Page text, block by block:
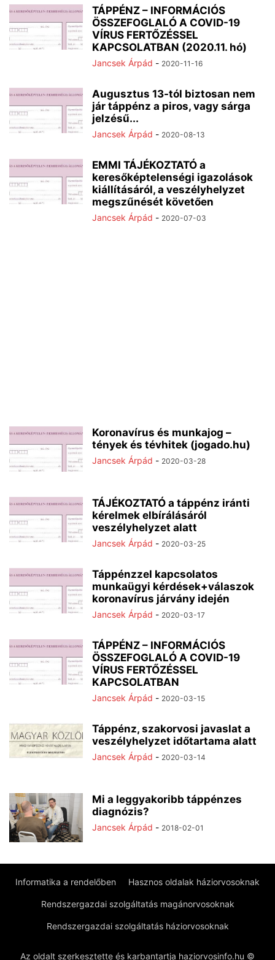
TÁPPÉNZ – INFORMÁCIÓS
ÖSSZEFOGLALÓ A COVID-19
VÍRUS FERTŐZÉSSEL
KAPCSOLATBAN (2020.11. hó)
Jancsek Árpád - 2020-11-16
Augusztus 13-tól biztosan nem
jár táppénz a piros, vagy sárga
jelzésű...
Jancsek Árpád - 2020-08-13
EMMI TÁJÉKOZTATÓ a
keresőképtelenségi igazolások
kiállításáról, a veszélyhelyzet
megszűnését követően
Jancsek Árpád - 2020-07-03
Koronavírus és munkajog –
tények és tévhitek (jogado.hu)
Jancsek Árpád - 2020-03-28
TÁJÉKOZTATÓ a táppénz iránti
kérelmek elbírálásáról
veszélyhelyzet alatt
Jancsek Árpád - 2020-03-25
Táppénzzel kapcsolatos
munkaügyi kérdések+válaszok
koronavírus járvány idején
Jancsek Árpád - 2020-03-17
TÁPPÉNZ – INFORMÁCIÓS
ÖSSZEFOGLALÓ A COVID-19
VÍRUS FERTŐZÉSSEL
KAPCSOLATBAN
Jancsek Árpád - 2020-03-15
Táppénz, szakorvosi javaslat a
veszélyhelyzet időtartama alatt
Jancsek Árpád - 2020-03-14
Mi a leggyakoribb táppénzes
diagnózis?
Jancsek Árpád - 2018-02-01
Informatika a rendelőben Hasznos oldalak háziorvosoknak
Rendszergazdai szolgáltatás magánorvosoknak
Rendszergazdai szolgáltatás háziorvosoknak
Az oldalt szerkesztette és karbantartja haziorvosinfo.hu ©